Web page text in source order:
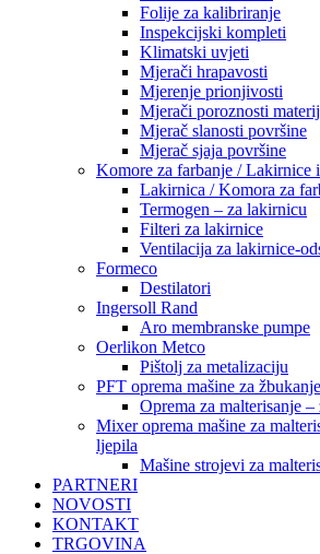
Folije za kalibriranje
Inspekcijski kompleti
Klimatski uvjeti
Mjerači hrapavosti
Mjerenje prionjivosti
Mjerači poroznosti
Mjerač slanosti površine
Mjerač sjaja površine
Komore za farbanje / Lakirnice
Lakirnica / Komora za
Termogen – za lakirnicu
Filteri za lakirnice
Ventilacija za lakirnice-
Formeco
Destilatori
Ingersoll Rand
Aro membranske pumpe
Oerlikon Metco
Pištolj za metalizaciju
PFT oprema mašine za
Oprema za malterisanje –
Mixer oprema mašine za
ljepila
Mašine strojevi za
PARTNERI
NOVOSTI
KONTAKT
TRGOVINA